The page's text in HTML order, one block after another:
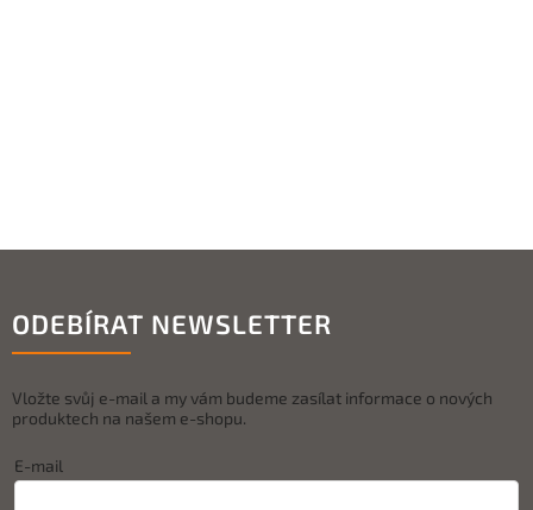
ODEBÍRAT NEWSLETTER
Vložte svůj e-mail a my vám budeme zasílat informace o nových
produktech na našem e-shopu.
E-mail